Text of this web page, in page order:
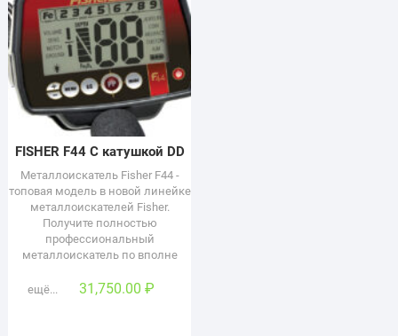
FISHER F44 С катушкой DD
Металлоискатель Fisher F44 -
топовая модель в новой линейке
металлоискателей Fisher.
Получите полностью
профессиональный
металлоискатель по вполне
ещё... 31,750.00 ₽